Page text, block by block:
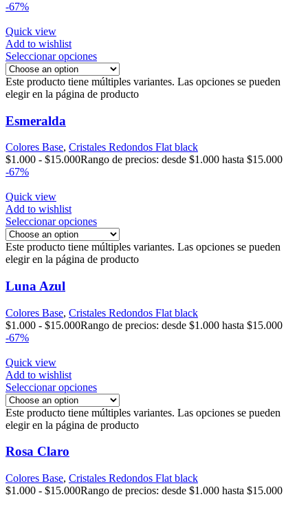
-67%
Quick view
Add to wishlist
Seleccionar opciones
Este producto tiene múltiples variantes. Las opciones se pueden
elegir en la página de producto
Esmeralda
Colores Base, Cristales Redondos Flat black
$1.000 - $15.000Rango de precios: desde $1.000 hasta $15.000
-67%
Quick view
Add to wishlist
Seleccionar opciones
Este producto tiene múltiples variantes. Las opciones se pueden
elegir en la página de producto
Luna Azul
Colores Base, Cristales Redondos Flat black
$1.000 - $15.000Rango de precios: desde $1.000 hasta $15.000
-67%
Quick view
Add to wishlist
Seleccionar opciones
Este producto tiene múltiples variantes. Las opciones se pueden
elegir en la página de producto
Rosa Claro
Colores Base, Cristales Redondos Flat black
$1.000 - $15.000Rango de precios: desde $1.000 hasta $15.000